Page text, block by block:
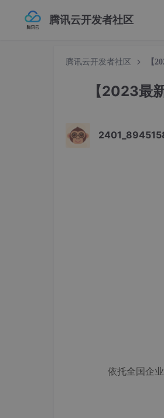
腾讯云开发者社区
腾讯云开发者社区 【
【2023最
依托全国企